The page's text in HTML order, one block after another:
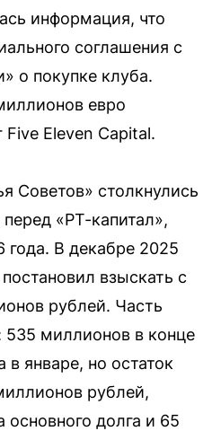
информация, что
соглашения с
о покупке клуба.
евро
Eleven Capital.
Советов» столкнулись
«РТ-капитал»,
года. В декабре 2025
взыскать с
рублей. Часть
миллионов в конце
январе, но остаток
рублей,
долга и 65